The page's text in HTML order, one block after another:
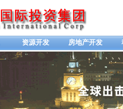
资源开发 房地产开发